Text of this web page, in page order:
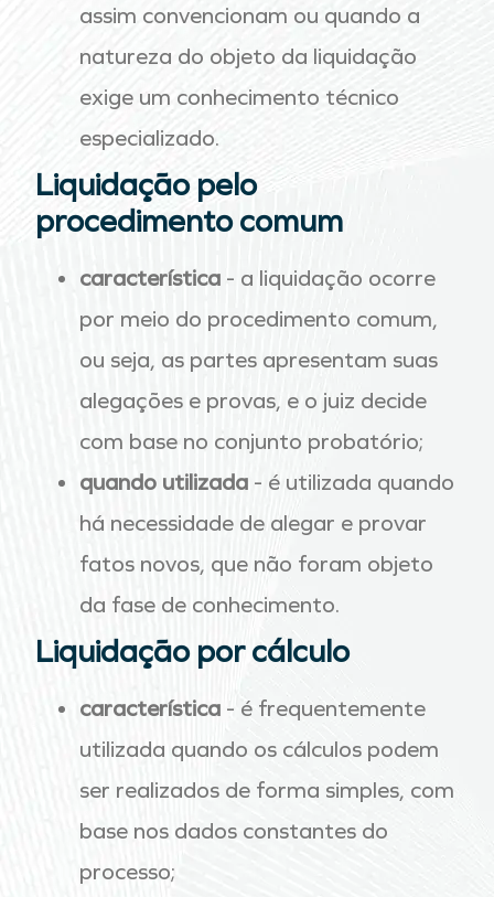
assim convencionam ou quando a
natureza do objeto da liquidação
exige um conhecimento técnico
especializado.
Liquidação pelo
procedimento comum
característica - a liquidação ocorre
por meio do procedimento comum,
ou seja, as partes apresentam suas
alegações e provas, e o juiz decide
com base no conjunto probatório;
quando utilizada - é utilizada quando
há necessidade de alegar e provar
fatos novos, que não foram objeto
da fase de conhecimento.
Liquidação por cálculo
característica - é frequentemente
utilizada quando os cálculos podem
ser realizados de forma simples, com
base nos dados constantes do
processo;